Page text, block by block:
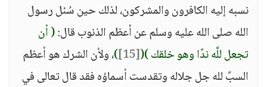
نسبه إليه الكافرون والمشركون، لذلك حين سُئل رسول
الله صلى الله عليه وسلم عن أعظم الذنوب قال:( أن
تجعل للَّه ندًا وهو خلقك )(
[15]
)، ولأن الشرك هو أعظم
السبِّ لله جل جلاله وتقدست أسماؤه فقد قال تعالى في